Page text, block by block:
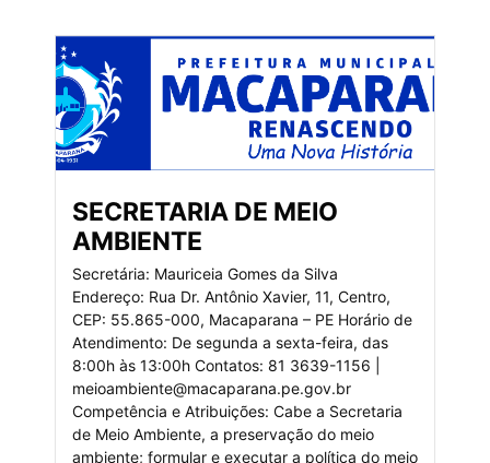
SECRETARIA DE MEIO
AMBIENTE
Secretária: Mauriceia Gomes da Silva
Endereço: Rua Dr. Antônio Xavier, 11, Centro,
CEP: 55.865-000, Macaparana – PE Horário de
Atendimento: De segunda a sexta-feira, das
8:00h às 13:00h Contatos: 81 3639-1156 |
meioambiente@macaparana.pe.gov.br
Competência e Atribuições: Cabe a Secretaria
de Meio Ambiente, a preservação do meio
ambiente; formular e executar a política do meio